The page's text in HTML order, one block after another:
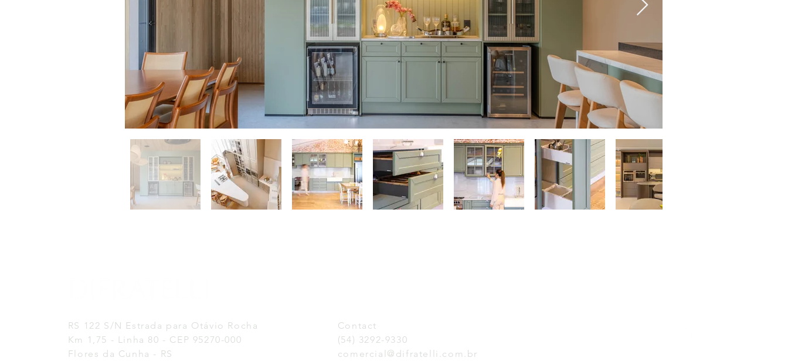
RS 122 S/N Estrada para Otávio Rocha
Km 1,75 - Linha 80 - CEP 95270-000
Flores da Cunha - RS
Contact
(54) 3292-9330
comercial@difratelli.com.br